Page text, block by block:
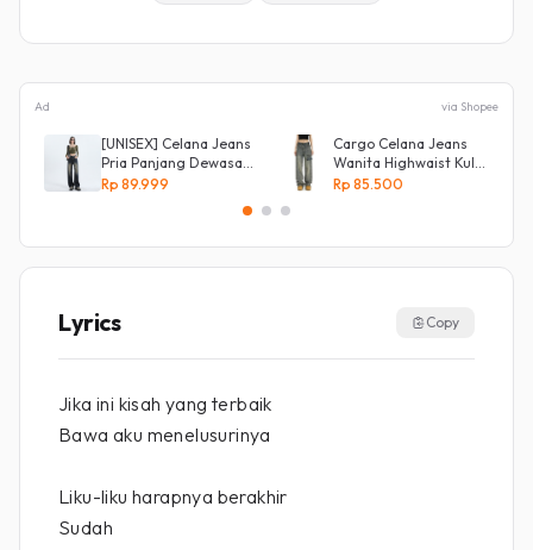
Ad via Shopee
[UNISEX] Celana Jeans
Pria Panjang Dewasa
Denim Korean Style
Rp 89.999
Cargo Celana Jeans
Wanita Highwaist Kulot
Loose
Rp 85.500
Lyrics Copy
Jika ini kisah yang terbaik
Bawa aku menelusurinya
Liku-liku harapnya berakhir
Sudah